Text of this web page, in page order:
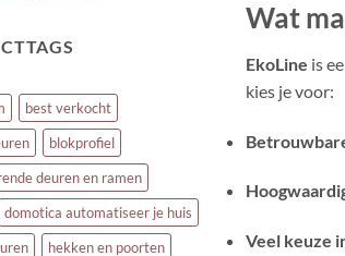
best verkocht
blokprofiel
deuren en ramen
domotica automatiseer je huis
hekken en poorten
Wat
EkoLine is
kies je voor:
Veel keuze